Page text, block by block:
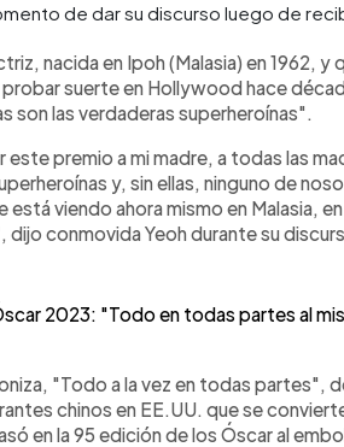
de dar su discurso luego de
nacida en Ipoh (Malasia) en 1962, y
suerte en Hollywood hace
son las verdaderas superheroínas".
premio a mi madre, a todas las
y, sin ellas, ninguno de
está viendo ahora mismo en Malasia,
dijo conmovida Yeoh durante su
2023: "Todo en todas partes al
"Todo a la vez en todas partes",
chinos en EE.UU. que se
en la 95 edición de los Óscar al